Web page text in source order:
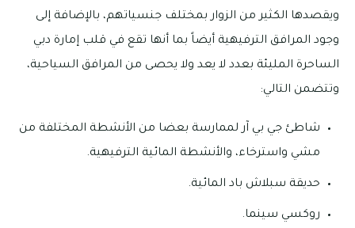
ويقصدها الكثير من الزوار بمختلف جنسياتهم، بالإضافة إلى
وجود المرافق الترفيهية أيضاً بما أنها تقع في قلب إمارة دبي
الساحرة المليئة بعدد لا يعد ولا يحصى من المرافق السياحية،
وتتضمن التالي:
شاطئ جي بي آر لممارسة بعضا من الأنشطة المختلفة من
مشي واسترخاء، والأنشطة المائية الترفيهية.
حديقة سبلاش باد المائية.
روكسي سينما.